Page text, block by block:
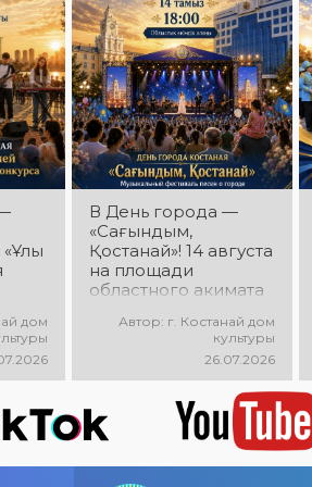
мощная энергия и
праздничное
настроение!
и
дом
В День города —
«Сағындым,
Қостанай»! 14 августа
на площади
областного акимата
музыкальный
фестиваль песен о
городе «Сағындым,
Қостанай»! Вас ждут
прекрасные песни о
родном городе,
яркие выступления и
праздничная
Автор: г. Костанай дом
культуры
26.07.2026